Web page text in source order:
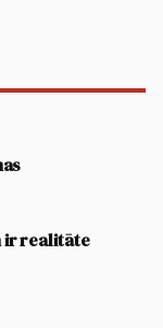
ir realitāte